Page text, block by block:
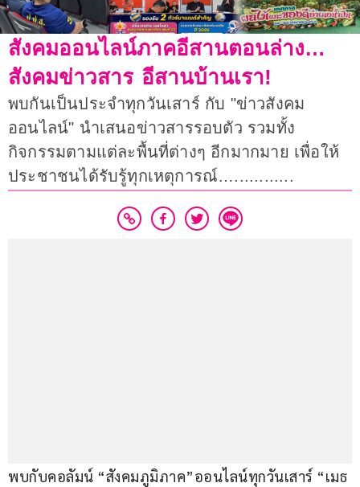
สังคมออนไลน์ภาคอีสานตอนล่าง…
สังคมข่าวสาร อีสานบ้านเรา!
พบกันเป็นประจำทุกวันเสาร์ กับ "ข่าวสังคม
ออนไลน์" นำเสนอข่าวสารรอบตัว รวมทั้ง
กิจกรรมตามแต่ละพื้นที่ต่างๆ อีกมากมาย เพื่อให้
ประชาชนได้รับรู้ทุกเหตุการณ์…............
พบกับคอลัมน์ “สังคมภูมิภาค”ออนไลน์ทุกวันเสาร์ “เมธ